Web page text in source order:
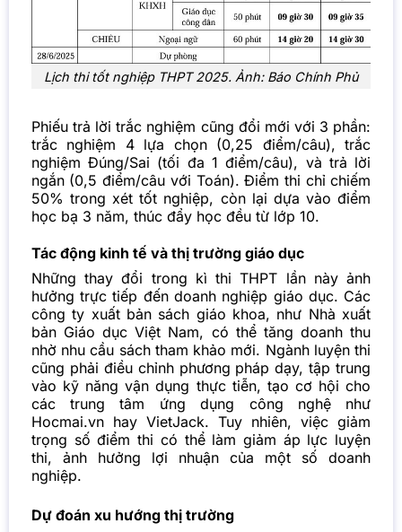
Lịch thi tốt nghiệp THPT 2025. Ảnh: Báo Chính Phủ
Phiếu trả lời trắc nghiệm cũng đổi mới với 3 phần:
trắc nghiệm 4 lựa chọn (0,25 điểm/câu), trắc
nghiệm Đúng/Sai (tối đa 1 điểm/câu), và trả lời
ngắn (0,5 điểm/câu với Toán). Điểm thi chỉ chiếm
50% trong xét tốt nghiệp, còn lại dựa vào điểm
học bạ 3 năm, thúc đẩy học đều từ lớp 10.
Tác động kinh tế và thị trường giáo dục
Những thay đổi trong kì thi THPT lần này ảnh
hưởng trực tiếp đến doanh nghiệp giáo dục. Các
công ty xuất bản sách giáo khoa, như Nhà xuất
bản Giáo dục Việt Nam, có thể tăng doanh thu
nhờ nhu cầu sách tham khảo mới. Ngành luyện thi
cũng phải điều chỉnh phương pháp dạy, tập trung
vào kỹ năng vận dụng thực tiễn, tạo cơ hội cho
các trung tâm ứng dụng công nghệ như
Hocmai.vn hay VietJack. Tuy nhiên, việc giảm
trọng số điểm thi có thể làm giảm áp lực luyện
thi, ảnh hưởng lợi nhuận của một số doanh
nghiệp.
Dự đoán xu hướng thị trường